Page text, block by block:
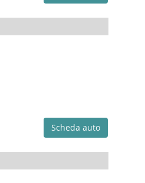
Scheda auto